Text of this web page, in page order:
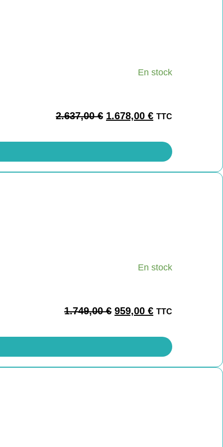
En stock
2.637,00€ 1.678,00 € TTC
En stock
1.749,00€ 959,00 € TTC